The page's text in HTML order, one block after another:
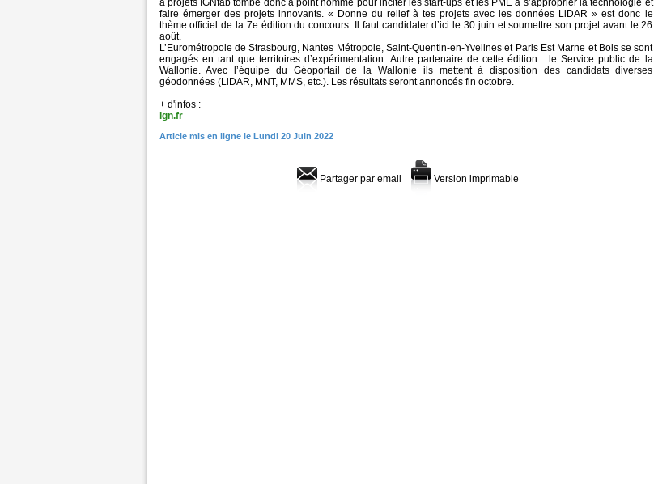
faire émerger des projets innovants. « Donne du relief à tes projets avec les données LiDAR » est donc le
thème officiel de la 7e édition du concours. Il faut candidater d’ici le 30 juin et soumettre son projet avant le 26
août.
L’Eurométropole de Strasbourg, Nantes Métropole, Saint-Quentin-en-Yvelines et Paris Est Marne et Bois se sont
engagés en tant que territoires d’expérimentation. Autre partenaire de cette édition : le Service public de la
Wallonie. Avec l’équipe du Géoportail de la Wallonie ils mettent à disposition des candidats diverses
géodonnées (LiDAR, MNT, MMS, etc.). Les résultats seront annoncés fin octobre.
+ d'infos :
ign.fr
Article mis en ligne le Lundi 20 Juin 2022
Partager par email Version imprimable